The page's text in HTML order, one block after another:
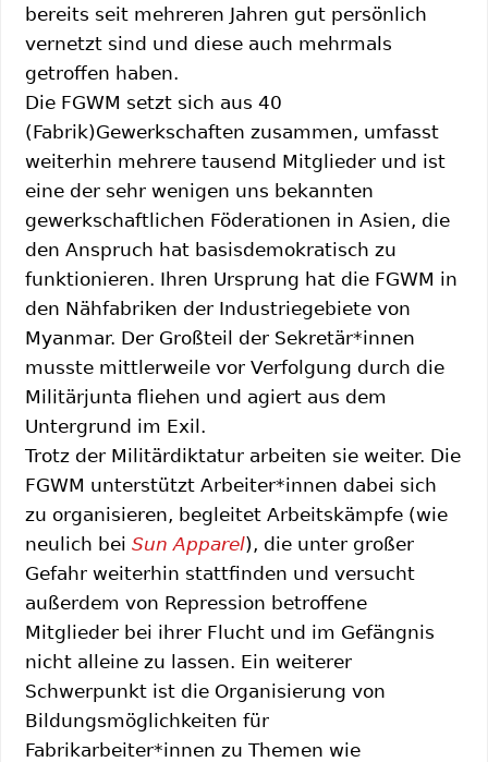
bereits seit mehreren Jahren gut persönlich
vernetzt sind und diese auch mehrmals
getroffen haben.
Die FGWM setzt sich aus 40
(Fabrik)Gewerkschaften zusammen, umfasst
weiterhin mehrere tausend Mitglieder und ist
eine der sehr wenigen uns bekannten
gewerkschaftlichen Föderationen in Asien, die
den Anspruch hat basisdemokratisch zu
funktionieren. Ihren Ursprung hat die FGWM in
den Nähfabriken der Industriegebiete von
Myanmar. Der Großteil der Sekretär*innen
musste mittlerweile vor Verfolgung durch die
Militärjunta fliehen und agiert aus dem
Untergrund im Exil.
Trotz der Militärdiktatur arbeiten sie weiter. Die
FGWM unterstützt Arbeiter*innen dabei sich
zu organisieren, begleitet Arbeitskämpfe (wie
neulich bei Sun Apparel), die unter großer
Gefahr weiterhin stattfinden und versucht
außerdem von Repression betroffene
Mitglieder bei ihrer Flucht und im Gefängnis
nicht alleine zu lassen. Ein weiterer
Schwerpunkt ist die Organisierung von
Bildungsmöglichkeiten für
Fabrikarbeiter*innen zu Themen wie